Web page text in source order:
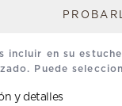
incluir en su
Puede
y detalles